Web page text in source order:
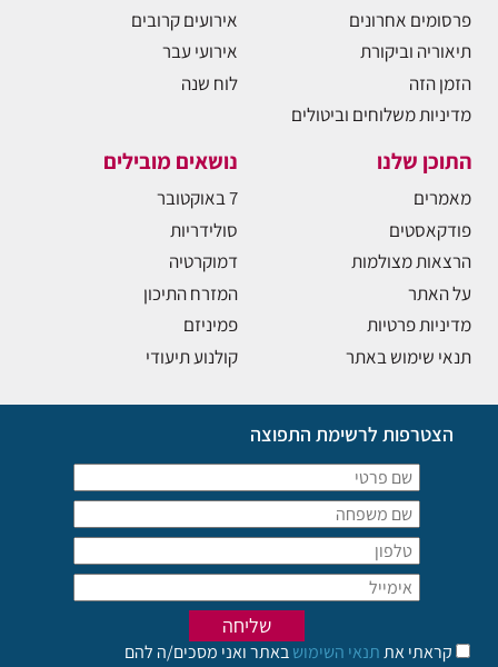
פרסומים אחרונים
תיאוריה וביקורת
הזמן הזה
מדיניות משלוחים וביטולים
אירועים קרובים
אירועי עבר
לוח שנה
התוכן שלנו
מאמרים
פודקאסטים
הרצאות מצולמות
על האתר
מדיניות פרטיות
תנאי שימוש באתר
נושאים מובילים
7 באוקטובר
סולידריות
דמוקרטיה
המזרח התיכון
פמיניזם
קולנוע תיעודי
הצטרפות לרשימת התפוצה
קראתי אתתנאי השימושבאתר ואני מסכים/ה להם